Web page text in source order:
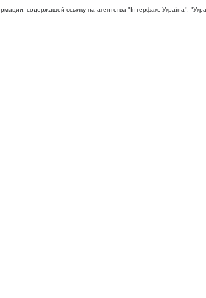
содержащей ссылку на агентства "Iнтерфакс-Україна",